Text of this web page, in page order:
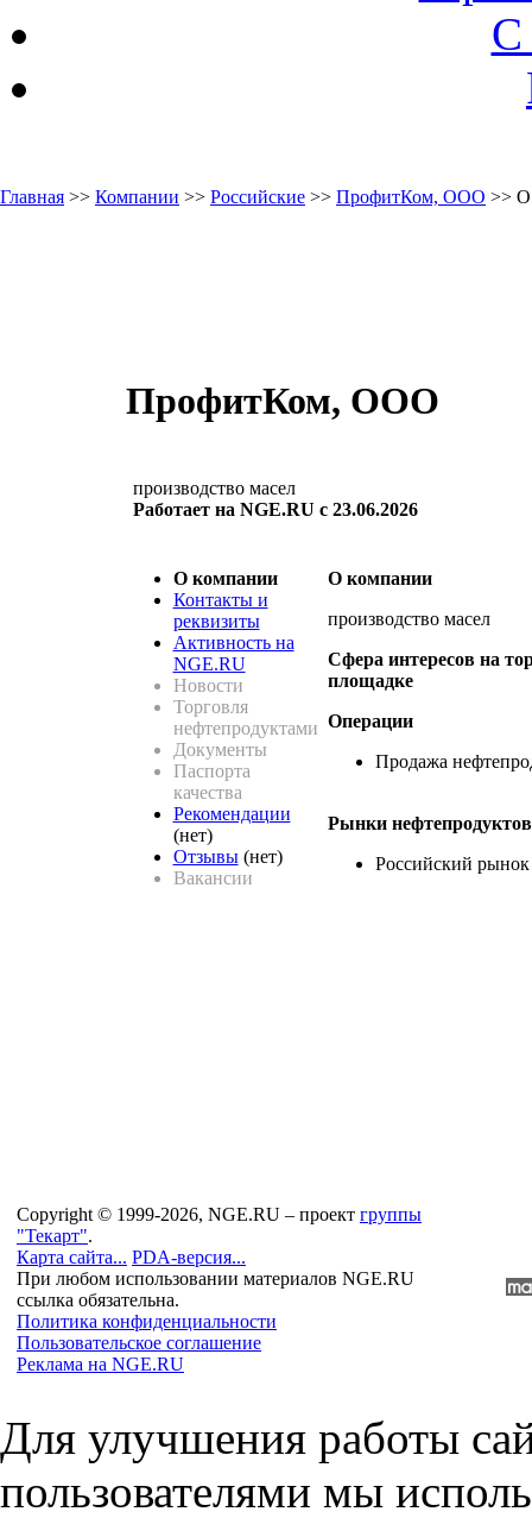
С
Главная >> Компании >> Российские >> ПрофитКом, ООО >> О
ПрофитКом, ООО
производство масел
Работает на NGE.RU с 23.06.2026
О компании
Контакты и
реквизиты
Активность на
NGE.RU
Новости
Торговля
нефтепродуктами
Документы
Паспорта
качества
Рекомендации
(нет)
Отзывы (нет)
Вакансии
О компании
производство масел
Сфера интересов на
площадке
Операции
Продажа
Рынки нефтепродуктов
Российский рынок
Copyright © 1999-2026, NGE.RU – проект группы
"Текарт".
Карта сайта... PDA-версия...
При любом использовании материалов NGE.RU
ссылка обязательна.
Политика конфиденциальности
Пользовательское соглашение
Реклама на NGE.RU
Для улучшения работы
пользователями мы